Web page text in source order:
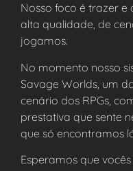
Nosso foco é trazer e
alta qualidade, de
jogamos.
No momento nosso
Savage Worlds, um
cenário dos RPGs,
prestativa que sente
que só encontramos
Esperamos que